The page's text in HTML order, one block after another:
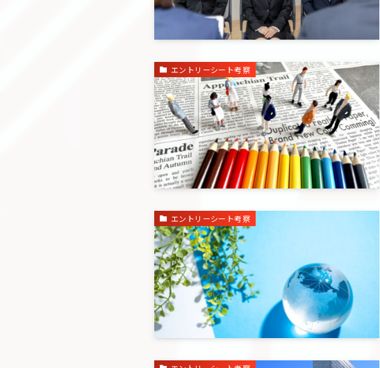
エントリーシート考察
エントリーシート考察